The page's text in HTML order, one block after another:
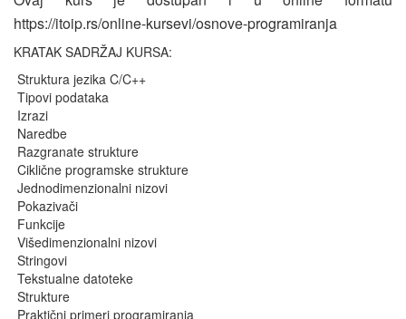
https://itoip.rs/online-kursevi/osnove-programiranja
KRATAK SADRŽAJ KURSA:
Struktura jezika C/C++
Tipovi podataka
Izrazi
Naredbe
Razgranate strukture
Ciklične programske strukture
Jednodimenzionalni nizovi
Pokazivači
Funkcije
Višedimenzionalni nizovi
Stringovi
Tekstualne datoteke
Strukture
Praktični primeri programiranja